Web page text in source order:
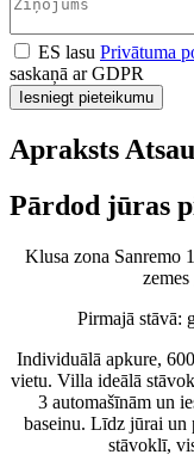
ES lasu Privātuma
saskaņā ar GDPR
Iesniegt pieteikumu
Apraksts
Pārdod jūras
Klusa zona Sanremo
Pirmajā stāvā:
Individuālā apkure,
vietu. Villa ideālā
3 automašīnām un
baseinu. Līdz jūrai un
stāvoklī,